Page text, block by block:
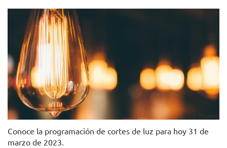
Foto: Pixabay
Conoce la programación de cortes de luz para hoy 31 de
marzo de 2023.